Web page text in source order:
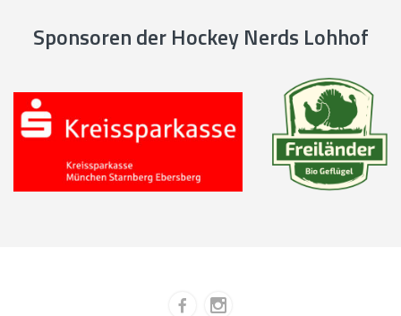
Sponsoren der Hockey Nerds Lohhof